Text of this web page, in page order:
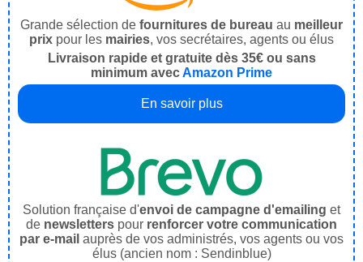
Grande sélection de fournitures de bureau au meilleur
prix pour les mairies, vos secrétaires, agents ou élus
Livraison rapide et gratuite dès 35€ ou sans
minimum avecAmazon Prime
En savoir plus
Solution française d'envoi de campagne d'emailing et
de newsletters pour renforcer votre communication
par e-mail auprès de vos administrés, vos agents ou vos
élus (ancien nom : Sendinblue)